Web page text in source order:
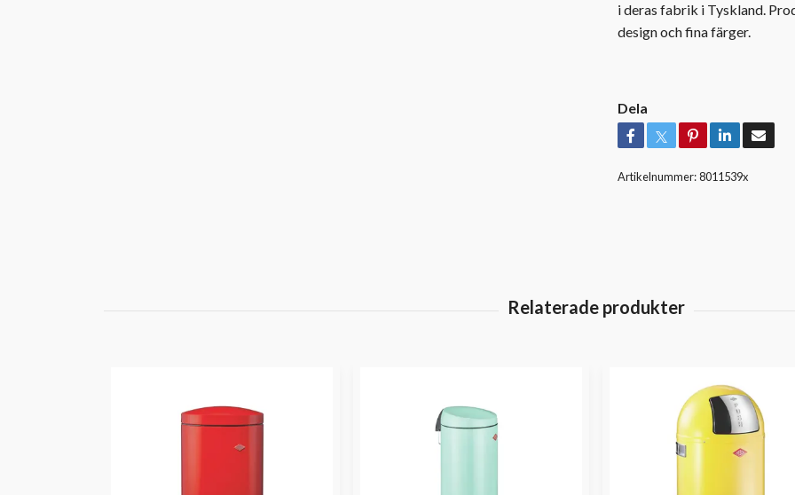
i deras fabrik i Tyskland.
design och fina färger.
Dela
Artikelnummer:8011539x